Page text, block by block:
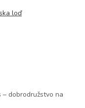
dobrodružstvo na